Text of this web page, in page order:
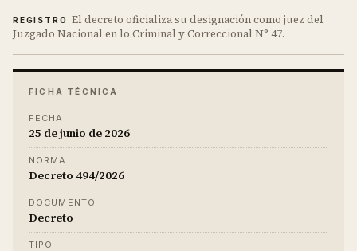
REGISTRO
El decreto oficializa su designación como juez del
Juzgado Nacional en lo Criminal y Correccional N° 47.
FICHA TÉCNICA
FECHA
25 de junio de 2026
NORMA
Decreto 494/2026
DOCUMENTO
Decreto
TIPO